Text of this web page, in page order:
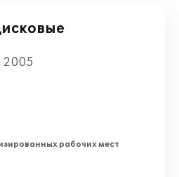
2005
рабочих мест